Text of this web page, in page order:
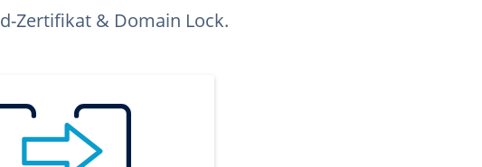
Zertifikat & Domain Lock.